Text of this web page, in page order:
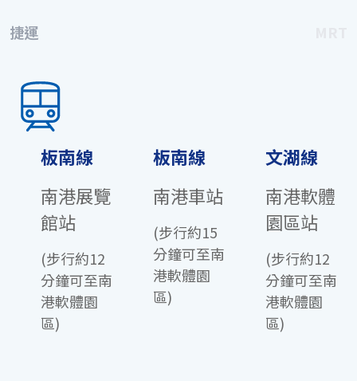
捷運
板南線
南港展覽
館站
(步行約12
分鐘可至南
港軟體園
區)
板南線
南港車站
(步行約15
分鐘可至南
港軟體園
區)
文湖線
南港軟體
園區站
(步行約12
分鐘可至南
港軟體園
區)